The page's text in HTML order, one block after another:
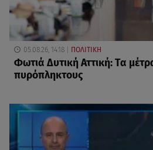
05.08.26, 14:18 ΠΟΛΙΤΙΚΗ
Φωτιά Δυτική Αττική: Τα
πυρόπληκτους